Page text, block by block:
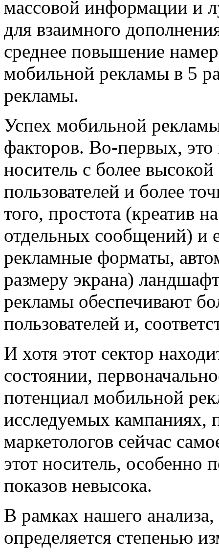
массовой информации и
для взаимного
среднее повышение
мобильной рекламы в 5
рекламы.
Успех мобильной
факторов. Во-первых,
носитель с более
пользователей и более
того, простота (креатив
отдельных сообщений) и
рекламные форматы,
размеру экрана)
рекламы обеспечивают
пользователей и,
И хотя этот сектор
состоянии,
потенциал мобильной
исследуемых кампаниях,
маркетологов сейчас
этот носитель, особенно
показов невысока.
В рамках нашего
определяется степенью